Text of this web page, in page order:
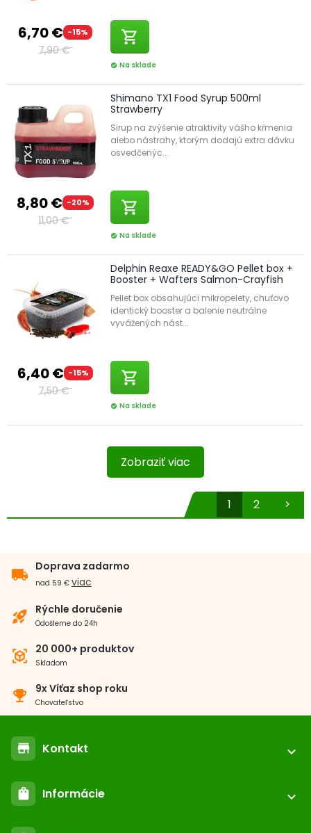
6,70 € -15%
7,90 €
shopping_cart
check_circle Na sklade
8,80 € -20%
11,00 €
Shimano TX1 Food Syrup 500ml
Strawberry
Sirup na zvýšenie atraktivity vášho kŕmenia
alebo nástrahy, ktorým dodajú extra dávku
osvedčenýc...
shopping_cart
check_circle Na sklade
6,40 € -15%
7,50 €
Delphin Reaxe READY&GO Pellet box +
Booster + Wafters Salmon-Crayfish
Pellet box obsahujúci mikropelety, chuťovo
identický booster a balenie neutrálne
vyvážených nást...
shopping_cart
check_circle Na sklade
Zobraziť viac
1 2 chevron_right
local_shipping
Doprava zadarmo
nad 59 € viac
rocket_launch Rýchle doručenie
Odošleme do 24h
view_in_ar 20 000+ produktov
Skladom
emoji_events 9x Víťaz shop roku
Chovateľstvo
store Kontakt
expand_more
location_on
Nižné Kapustníky 2 040 12 Košice - Nad jazerom
shopping_bag Informácie expand_more
Registrácia / login